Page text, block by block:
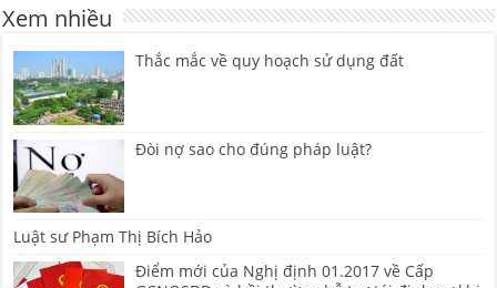
Xem nhiều
Thắc mắc về quy hoạch sử dụng đất
Đòi nợ sao cho đúng pháp luật?
Luật sư Phạm Thị Bích Hảo
Điểm mới của Nghị định 01.2017 về Cấp